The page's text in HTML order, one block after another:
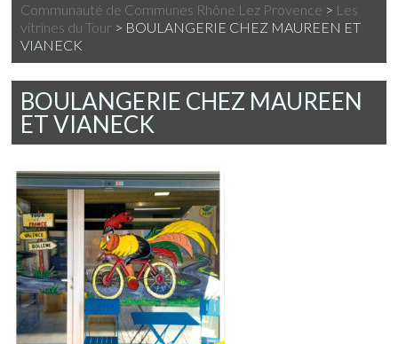
Communauté de Communes Rhône Lez Provence > Les
vitrines du Tour > BOULANGERIE CHEZ MAUREEN ET
VIANECK
BOULANGERIE CHEZ MAUREEN
ET VIANECK